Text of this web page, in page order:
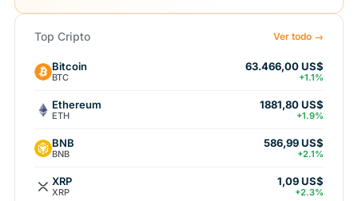
Top Cripto Ver todo →
Bitcoin
BTC
63.466,00 US$
+1.1%
Ethereum
ETH
1881,80 US$
+1.9%
BNB
BNB
586,99 US$
+2.1%
XRP
XRP
1,09 US$
+2.3%